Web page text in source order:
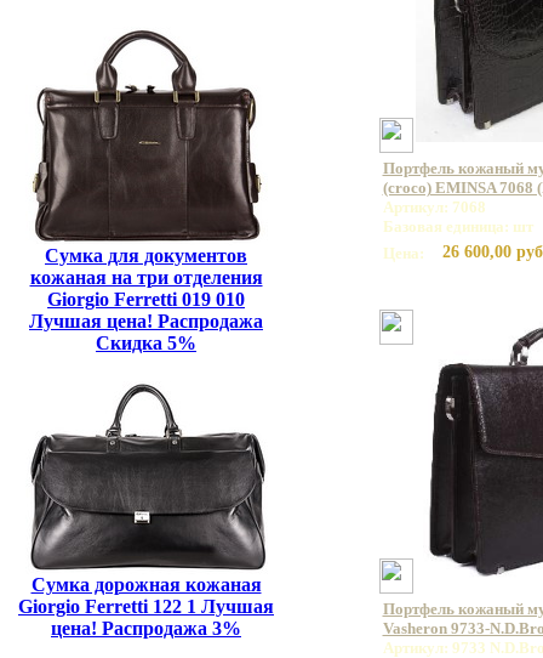
Сумка для документов
кожаная на три отделения
Giorgio Ferretti 019 010
Лучшая цена! Распродажа
Скидка 5%
Сумка дорожная кожаная
Giorgio Ferretti 122 1 Лучшая
цена! Распродажа 3%
Портфель кожаный
(croco) EMINSA 7068
Артикул: 7068
Базовая единица: шт
Цена:
26 600,00
Портфель кожаный
Vasheron 9733-
Артикул: 9733